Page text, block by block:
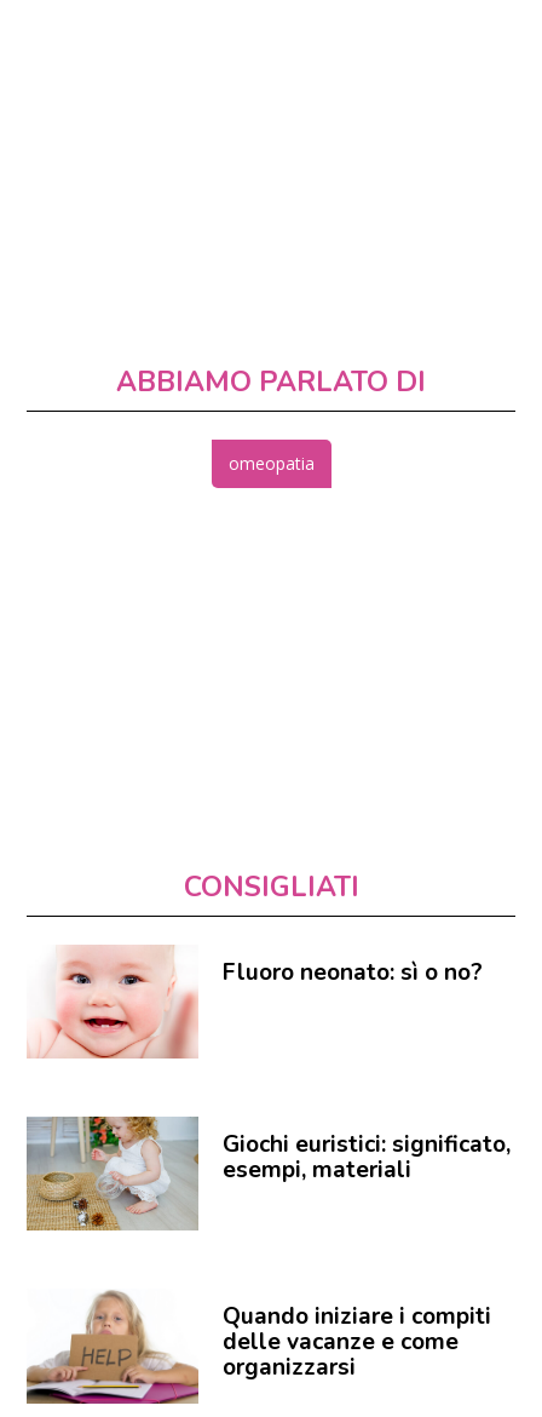
ABBIAMO PARLATO DI
omeopatia
CONSIGLIATI
Fluoro neonato: sì o no?
Giochi euristici: significato,
esempi, materiali
Quando iniziare i compiti
delle vacanze e come
organizzarsi